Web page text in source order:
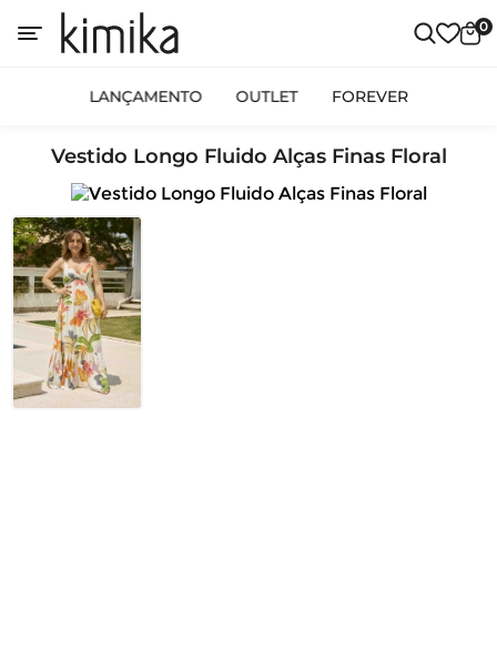
0
LANÇAMENTO OUTLET FOREVER
Vestido Longo Fluido Alças Finas Floral